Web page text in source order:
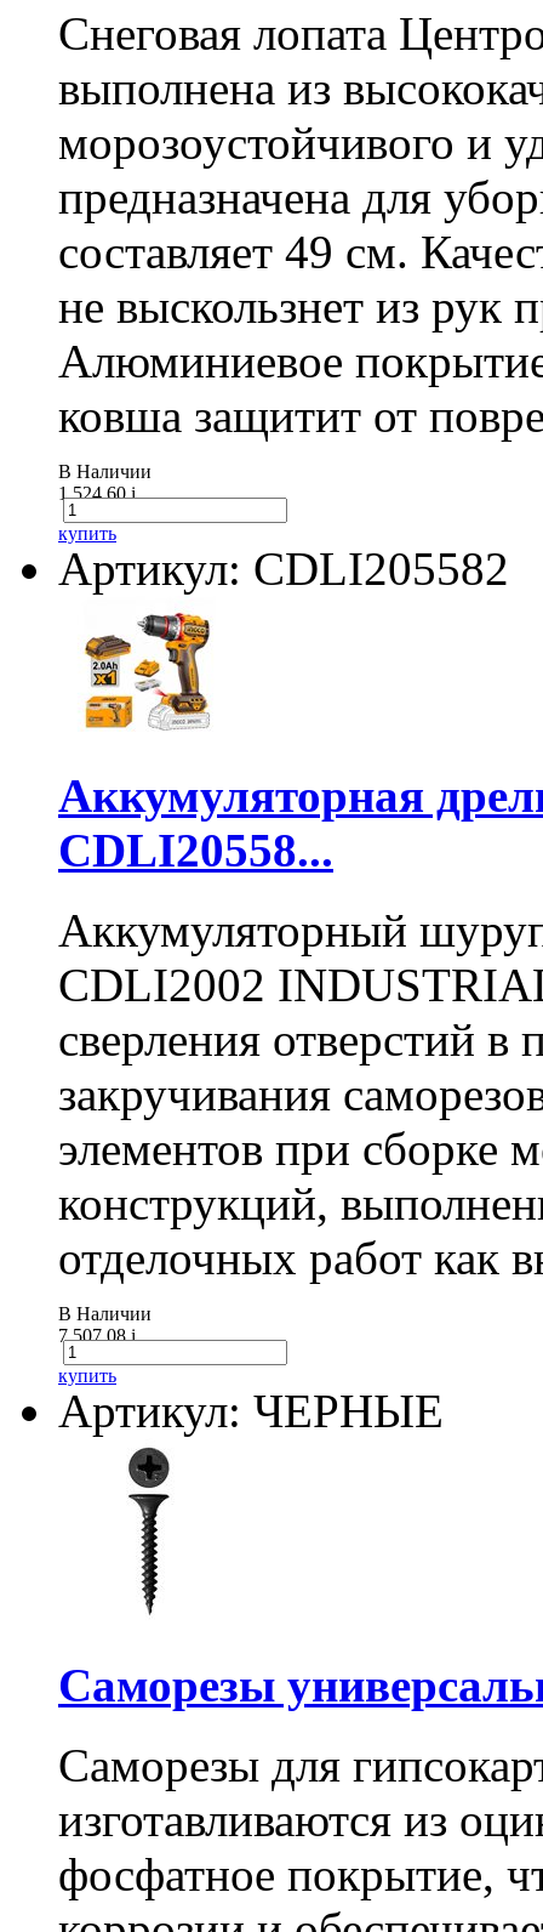
Снеговая лопата
выполнена из
морозоустойчивого и
предназначена для
составляет 49 см.
не выскользнет из рук
Алюминиевое
ковша защитит от
В Наличии
1 524.60i
купить
Артикул: CDLI205582
Аккумуляторная
CDLI20558...
Аккумуляторный
CDLI2002
сверления отверстий в
закручивания
элементов при сборке
конструкций,
отделочных работ как
В Наличии
7 507.08i
купить
Артикул: ЧЕРНЫЕ
Саморезы
Саморезы для
изготавливаются из
фосфатное покрытие,